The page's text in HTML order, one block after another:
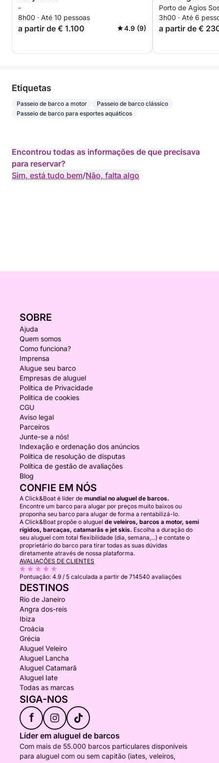
-
8h00 · Até 10 pessoas
a partir de € 1.100 4.9 (9)
em Zakynthos
Porto de Agios
3h00 · Até 6
a partir de €
Etiquetas
Passeio de barco a motor
Passeio de barco clássico
Passeio de barco para esportes aquáticos
Encontrou todas as informações de que precisava
para reservar?
Sim, está tudo bem/Não, falta algo
SOBRE
Ajuda
Quem somos
Como funciona?
Imprensa
Alugue seu barco
Empresas de aluguel
Política de Privacidade
Política de cookies
CGU
Aviso legal
Parceiros
Junte-se a nós!
Indexação e ordenação dos anúncios
Política de resolução de disputas
Política de gestão de avaliações
Blog
CONFIE EM NÓS
A Click&Boat é líder de mundial no aluguel de barcos.
Encontre um barco para alugar por preços muito baixos ou
proponha seu barco para alugar de forma a rentabilizá-lo.
A Click&Boat propõe o aluguel de veleiros, barcos a motor, semi
rígidos, barcaças, catamarãs e jet skis. Escolha a duração do
seu aluguel com total flexibilidade (dia, semana,...) e contate o
proprietário do barco para tirar todas as suas dúvidas
diretamente através de nossa plataforma.
AVALIAÇÕES DE CLIENTES
Pontuação: 4.9 / 5 calculada a partir de 714540 avaliações
DESTINOS
Rio de Janeiro
Angra dos-reis
Ibiza
Croácia
Grécia
Aluguel Veleiro
Aluguel Lancha
Aluguel Catamarã
Aluguel Iate
Todas as marcas
SIGA-NOS
f
Líder em aluguel de barcos
Com mais de 55.000 barcos particulares disponíveis
para aluguel com ou sem capitão (iates, veleiros,